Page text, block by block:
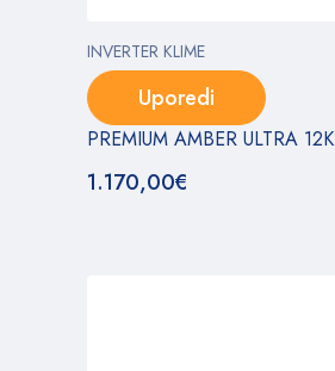
INVERTER KLIME
Uporedi
PREMIUM AMBER ULTRA 12K
1.170,00€